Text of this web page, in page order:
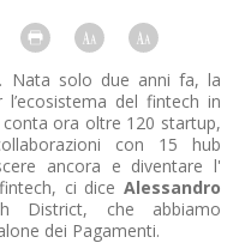
Nata solo due anni fa, la
del fintech in
ora oltre 120 startup,
con 15 hub
ancora e diventare l'
ci dice Alessandro
District, che abbiamo
dei Pagamenti.